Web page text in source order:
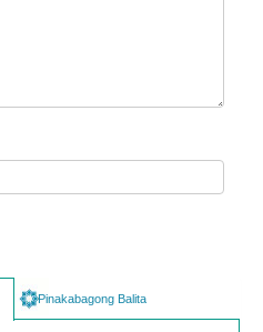
Pinakabagong Balita